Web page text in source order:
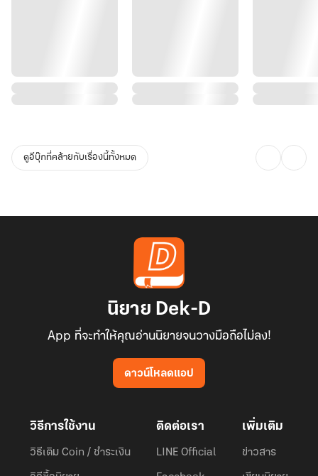
ดูอีบุ๊กที่คล้ายกับเรื่องนี้ทั้งหมด
นิยาย Dek-D
App ที่จะทำให้คุณอ่านนิยายจนวางมือถือไม่ลง!
ดาวน์โหลดแอป
วิธีการใช้งาน
วิธีเติม Coin / ชำระเงิน
ติดต่อเรา
LINE Official
เพิ่มเติม
ข่าวสาร